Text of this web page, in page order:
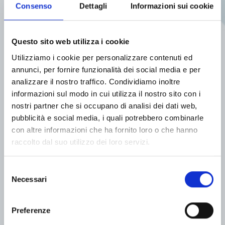
Consenso Dettagli Informazioni sui cookie
Questo sito web utilizza i cookie
Utilizziamo i cookie per personalizzare contenuti ed
annunci, per fornire funzionalità dei social media e per
analizzare il nostro traffico. Condividiamo inoltre
informazioni sul modo in cui utilizza il nostro sito con i
nostri partner che si occupano di analisi dei dati web,
pubblicità e social media, i quali potrebbero combinarle
con altre informazioni che ha fornito loro o che hanno
raccolto dal suo utilizzo dei loro servizi.
delNecessari
Preferenze
Sviluppo di impresa e ristrutturazione societaria,
singole realtà per nuove catene e per gruppi
farmacia.
Costruzioni
Consulenza finalizzata alla creazione e allo
sviluppo di aziende operanti nel settore della
assistenza fiscale, predisposizione statuti, patti